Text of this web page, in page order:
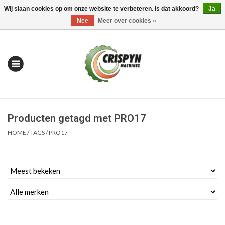
0 Artikelen - €0,00 Mijn account / Registreren
| Alles om te Meten |
Producten getagd met PRO17
HOME /TAGS/PRO17
Wij slaan cookies op om onze website te verbeteren. Is dat akkoord?
Ja
Nee
Meer over cookies »